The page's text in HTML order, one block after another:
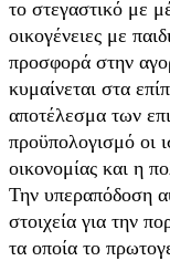
το στεγαστικό με
οικογένειες με
προσφορά στην
κυμαίνεται στα
αποτέλεσμα των
προϋπολογισμό οι
οικονομίας και η
Την υπεραπόδοση
στοιχεία για την
τα οποία το